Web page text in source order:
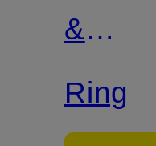
&
GLORY
Ring